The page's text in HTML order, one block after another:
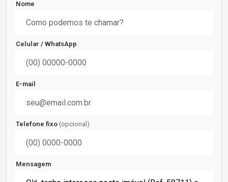
Nome
Celular / WhatsApp
E-mail
Telefone fixo (opcional)
Mensagem